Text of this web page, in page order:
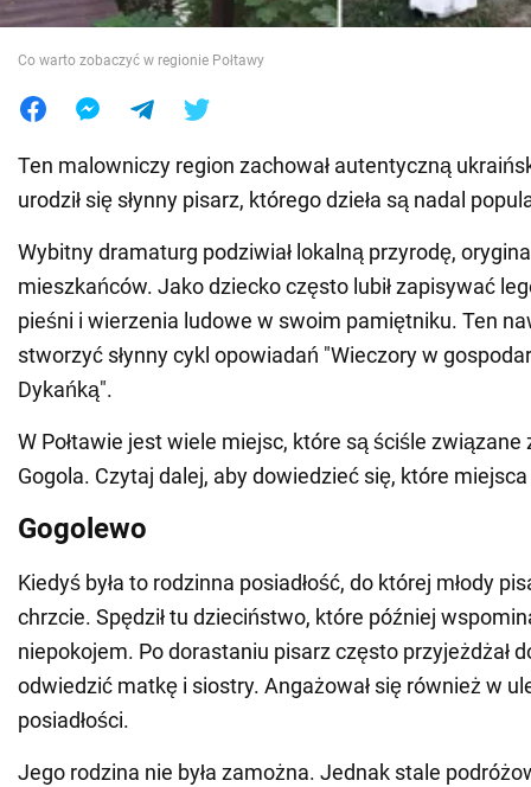
Jedzenie
Co warto zobaczyć w regionie Połtawy
Ten malowniczy region zachował autentyczną
urodził się słynny pisarz, którego dzieła są nadal
Wybitny dramaturg podziwiał lokalną przyrodę,
mieszkańców. Jako dziecko często lubił zapisywać
pieśni i wierzenia ludowe w swoim pamiętniku. Ten
stworzyć słynny cykl opowiadań "Wieczory w
Dykańką".
W Połtawie jest wiele miejsc, które są ściśle związane
Gogola. Czytaj dalej, aby dowiedzieć się, które
Gogolewo
Kiedyś była to rodzinna posiadłość, do której młody
chrzcie. Spędził tu dzieciństwo, które później
niepokojem. Po dorastaniu pisarz często przyjeżdżał
odwiedzić matkę i siostry. Angażował się również w
posiadłości.
Jego rodzina nie była zamożna. Jednak stale